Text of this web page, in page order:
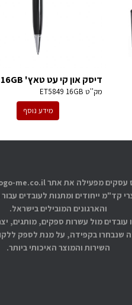
דיסק און קי עט טאץ' 16GB
מק''ט ET5849 16GB
מידע נוסף
קד"מ ייחודים ומתנות לעובדים
והארגונים המובילים בישראל.
עובדים מול עשרות ספקים, מותגים,
שנבחרו בקפידה, על מנת לספק
השירות והמוצר האיכותי ביותר.